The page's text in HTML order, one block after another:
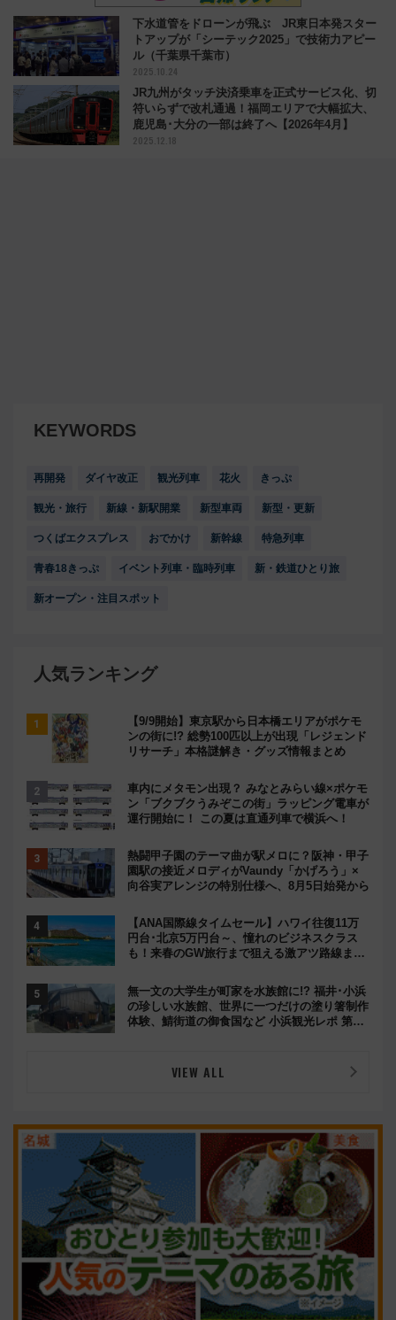
下水道管をドローンが飛ぶ JR東日本発スター
トアップが「シーテック2025」で技術力アピー
ル（千葉県千葉市）
2025.10.24
JR九州がタッチ決済乗車を正式サービス化、切
符いらずで改札通過！福岡エリアで大幅拡大、
鹿児島･大分の一部は終了へ【2026年4月】
2025.12.18
KEYWORDS
再開発 ダイヤ改正 観光列車 花火 きっぷ
観光・旅行 新線・新駅開業 新型車両 新型・更新
つくばエクスプレス おでかけ 新幹線 特急列車
青春18きっぷ イベント列車・臨時列車 新・鉄道ひとり旅
新オープン・注目スポット
人気ランキング
【9/9開始】東京駅から日本橋エリアがポケモ
ンの街に!? 総勢100匹以上が出現「レジェンド
リサーチ」本格謎解き・グッズ情報まとめ
車内にメタモン出現？ みなとみらい線×ポケモ
ン「ブクブクうみぞこの街」ラッピング電車が
運行開始に！ この夏は直通列車で横浜へ！
熱闘甲子園のテーマ曲が駅メロに？阪神・甲子
園駅の接近メロディがVaundy「かげろう」×
向谷実アレンジの特別仕様へ、8月5日始発から
【ANA国際線タイムセール】ハワイ往復11万
円台･北京5万円台～、憧れのビジネスクラス
も！来春のGW旅行まで狙える激アツ路線まと
無一文の大学生が町家を水族館に!? 福井･小浜
の珍しい水族館、世界に一つだけの塗り箸制作
体験、鯖街道の御食国など 小浜観光レポ 第2
VIEW ALL